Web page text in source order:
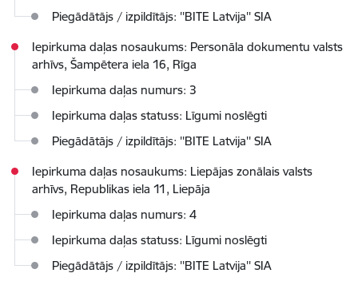
Piegādātājs / izpildītājs: ''BITE Latvija'' SIA
Iepirkuma daļas nosaukums: Personāla dokumentu valsts
arhīvs, Šampētera iela 16, Rīga
Iepirkuma daļas numurs: 3
Iepirkuma daļas statuss: Līgumi noslēgti
Piegādātājs / izpildītājs: ''BITE Latvija'' SIA
Iepirkuma daļas nosaukums: Liepājas zonālais valsts
arhīvs, Republikas iela 11, Liepāja
Iepirkuma daļas numurs: 4
Iepirkuma daļas statuss: Līgumi noslēgti
Piegādātājs / izpildītājs: ''BITE Latvija'' SIA